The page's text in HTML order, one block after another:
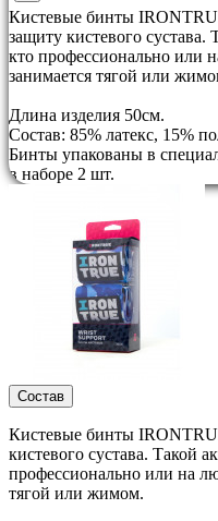
Кистевые бинты
защиту кистевого сустава.
кто профессионально или
занимается тягой или
Длина изделия 50см.
Состав: 85% латекс, 15%
Бинты упакованы в
в наборе 2 шт.
Состав
Кистевые бинты
кистевого сустава. Такой
профессионально или на
тягой или жимом.